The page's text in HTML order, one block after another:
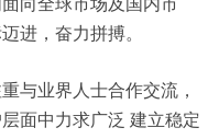
向全球市场及国内市
进，奋力拼搏。
与业界人士合作交流，
面中力求广泛 建立稳定